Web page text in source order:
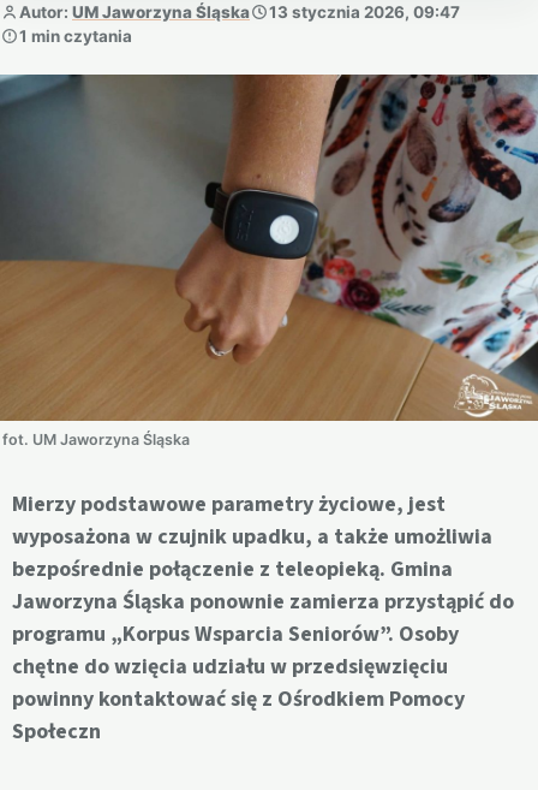
Autor: UM Jaworzyna Śląska
13 stycznia 2026, 09:47
1 min czytania
fot. UM Jaworzyna Śląska
Mierzy podstawowe parametry życiowe, jest
wyposażona w czujnik upadku, a także umożliwia
bezpośrednie połączenie z teleopieką. Gmina
Jaworzyna Śląska ponownie zamierza przystąpić do
programu „Korpus Wsparcia Seniorów”. Osoby
chętne do wzięcia udziału w przedsięwzięciu
powinny kontaktować się z Ośrodkiem Pomocy
Społeczn